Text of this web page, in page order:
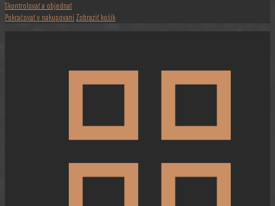
Skontrolovať a objednať
Pokračovať v nakupovaníZobraziť košík